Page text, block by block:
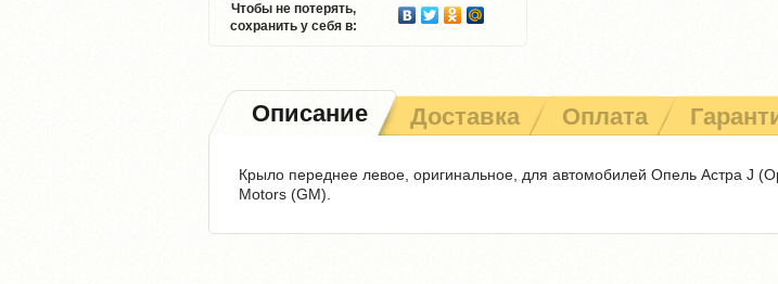
Чтобы не потерять,
сохранить у себя в:
Описание Доставка Оплата
Крыло переднее левое, оригинальное, для автомобилей Опель Астра J
Motors (GM).